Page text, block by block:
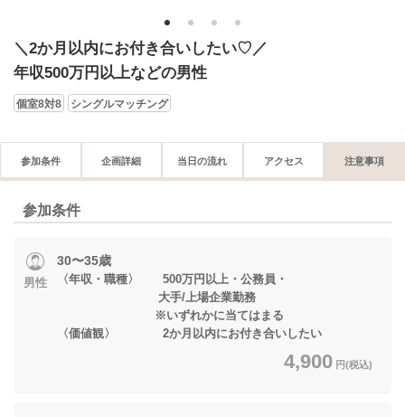
1 2 3 4
＼2か月以内にお付き合いしたい♡／
年収500万円以上などの男性
個室8対8 シングルマッチング
参加条件 企画詳細 当日の流れ アクセス 注意事項
参加条件
男性
30〜35歳
〈年収・職種〉 500万円以上・公務員・
大手/上場企業勤務
※いずれかに当てはまる
〈価値観〉 2か月以内にお付き合いしたい
4,900 円(税込)